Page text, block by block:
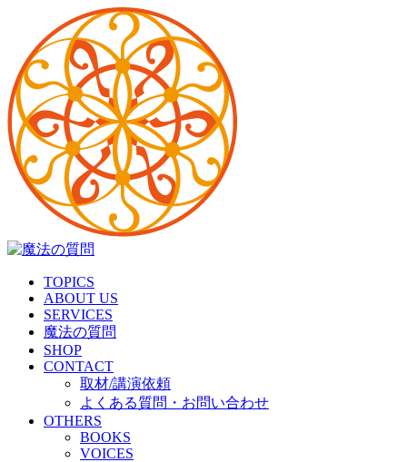
TOPICS
ABOUT US
SERVICES
魔法の質問
SHOP
CONTACT
取材/講演依頼
よくある質問・お問い合わせ
OTHERS
BOOKS
VOICES